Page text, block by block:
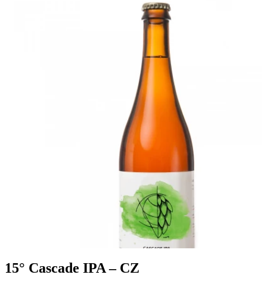
15° Cascade IPA – CZ